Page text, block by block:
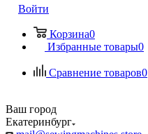
Войти
Корзина0
Избранные товары0
Сравнение товаров0
Ваш город
Екатеринбург